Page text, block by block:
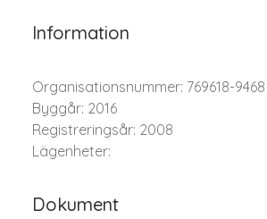
Information
Organisationsnummer: 769618-9468
Byggår: 2016
Registreringsår: 2008
Lägenheter:
Dokument